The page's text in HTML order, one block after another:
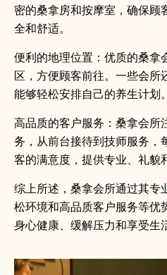
密的桑拿房和按摩室，确保顾
全和舒适。
便利的地理位置：优质的桑拿
区，方便顾客前往。一些会所
能够轻松安排自己的养生计划。
高品质的客户服务：桑拿会所
务，从前台接待到技师服务，
客的满意度，提供专业、礼貌
综上所述，桑拿会所通过其专
松环境和高品质客户服务等优
身心健康、缓解压力和享受生